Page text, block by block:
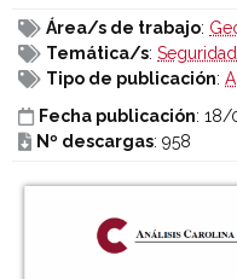
Área/s de trabajo:
Temática/s: Seguridad
Tipo de publicación:
Fecha publicación: 18/
Nº descargas: 958